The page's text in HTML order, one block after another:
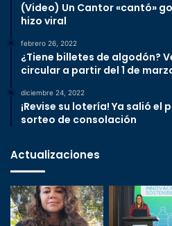
(Video) Un Cantor «cantó»
hizo viral
febrero 26, 2022
¿Tiene billetes de algodón?
circular a partir del 1 de
diciembre 24, 2022
¡Revise su lotería! Ya salió
sorteo de consolación
Actualizaciones